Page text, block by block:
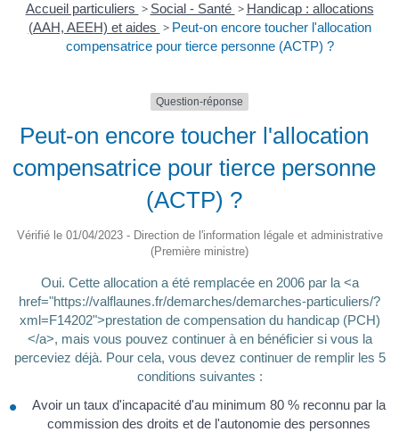
Accueil particuliers > Social - Santé > Handicap : allocations
(AAH, AEEH) et aides > Peut-on encore toucher l'allocation
compensatrice pour tierce personne (ACTP) ?
Question-réponse
Peut-on encore toucher l'allocation
compensatrice pour tierce personne
(ACTP) ?
Vérifié le 01/04/2023 - Direction de l'information légale et administrative
(Première ministre)
Oui. Cette allocation a été remplacée en 2006 par la <a
href="https://valflaunes.fr/demarches/demarches-particuliers/?
xml=F14202">prestation de compensation du handicap (PCH)
</a>, mais vous pouvez continuer à en bénéficier si vous la
perceviez déjà. Pour cela, vous devez continuer de remplir les 5
conditions suivantes :
Avoir un taux d'incapacité d'au minimum 80 % reconnu par la
commission des droits et de l'autonomie des personnes